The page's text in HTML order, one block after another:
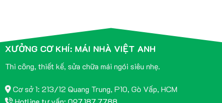
XƯỞNG CƠ KHÍ: MÁI NHÀ VIỆT ANH
Thi công, thiết kế, sửa chữa mái ngói siêu nhẹ.
Cơ sở 1: 213/12 Quang Trung, P10, Gò Vấp, HCM